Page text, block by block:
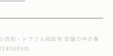
防犯・トラブル相談所 部屋の中の象
RESERVED.